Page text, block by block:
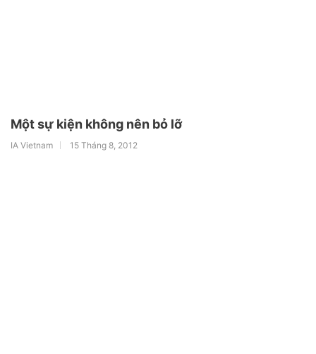
Một sự kiện không nên bỏ lỡ
IA Vietnam 15 Tháng 8, 2012